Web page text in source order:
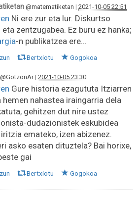
@matematiketan | 2021-10-05 22:51
Ni ere zur eta lur. Diskurtso
zentzugabea. Ez buru ez hanka;
-n publikatzea ere...
Bertxiotu Gogokoa
@GotzonAr| 2021-10-05 23:30
Gure historia ezagututa Itziarren
hemen nahastea iraingarria dela
gehitzen dut nire ustez
dudazionistek eskubidea
emateko, izen abizenez.
asko esaten dituztela? Bai horixe,
gai
Bertxiotu Gogokoa